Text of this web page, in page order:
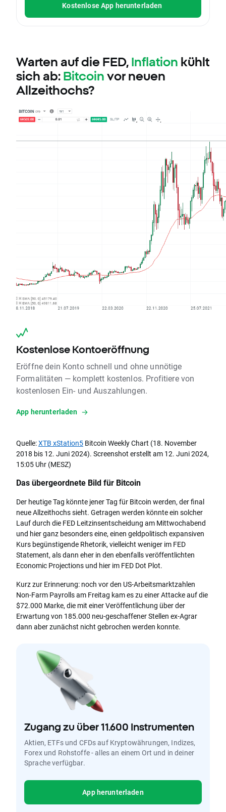
Kostenlose App herunterladen
Warten auf die FED, Inflation kühlt
sich ab: Bitcoin vor neuen
Allzeithochs?
Kostenlose Kontoeröffnung
Eröffne dein Konto schnell und ohne unnötige
Formalitäten — komplett kostenlos. Profitiere von
kostenlosen Ein- und Auszahlungen.
App herunterladen
Quelle:XTB xStation5 Bitcoin Weekly Chart (18. November
2018 bis 12. Juni 2024). Screenshot erstellt am 12. Juni 2024,
15:05 Uhr (MESZ)
Das übergeordnete Bild für Bitcoin
Der heutige Tag könnte jener Tag für Bitcoin werden, der final
neue Allzeithochs sieht. Getragen werden könnte ein solcher
Lauf durch die FED Leitzinsentscheidung am Mittwochabend
und hier ganz besonders eine, einen geldpolitisch expansiven
Kurs begünstigende Rhetorik, vielleicht weniger im FED
Statement, als dann eher in den ebenfalls veröffentlichten
Economic Projections und hier im FED Dot Plot.
Kurz zur Erinnerung: noch vor den US-Arbeitsmarktzahlen
Non-Farm Payrolls am Freitag kam es zu einer Attacke auf die
$72.000 Marke, die mit einer Veröffentlichung über der
Erwartung von 185.000 neu-geschaffener Stellen ex-Agrar
dann aber zunächst nicht gebrochen werden konnte.
Zugang zu über 11.600 Instrumenten
Aktien, ETFs und CFDs auf Kryptowährungen, Indizes,
Forex und Rohstoffe - alles an einem Ort und in deiner
Sprache verfügbar.
App herunterladen